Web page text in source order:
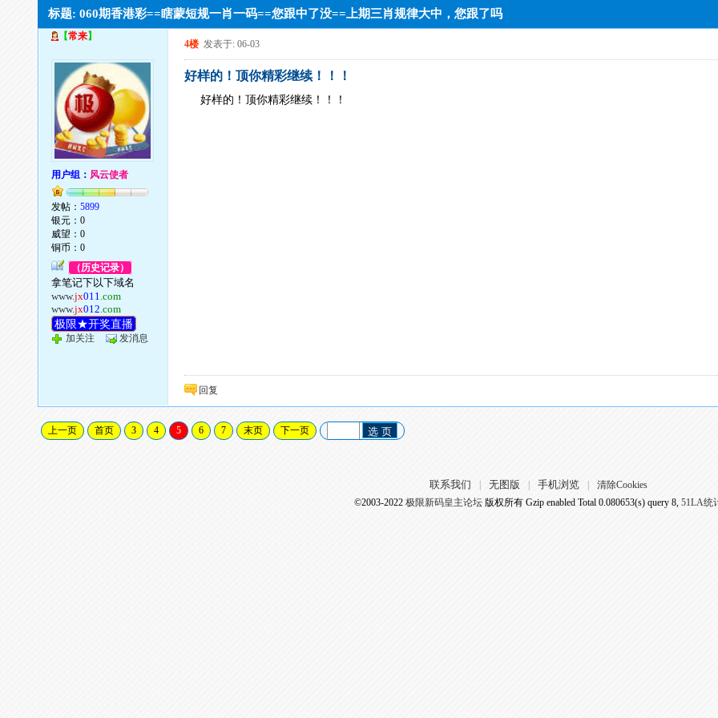
标题: 060期香港彩==瞎蒙短规一肖一码==您跟中了没==上期三肖规律大中，您跟了吗
【常来】
用户组： 风云使者
发帖：5899
银元：0
威望：0
铜币：0
（历史记录）
拿笔记下以下域名
www.jx011.com
www.jx012.com
极限★开奖直播
加关注 发消息
4楼 发表于: 06-03
好样的！顶你精彩继续！！！
好样的！顶你精彩继续！！！
回复
上一页 首页 3 4 5 6 7 末页 下一页 选 页
联系我们 无图版 手机浏览
清除Cookies
©2003-2022 极限新码皇主论坛版权所有 Gzip enabled Total 0.080653(s) query 8, 51LA统